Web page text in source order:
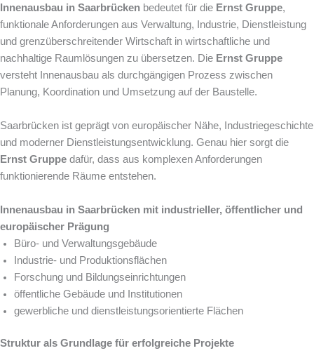
Innenausbau in Saarbrücken bedeutet für die Ernst Gruppe,
funktionale Anforderungen aus Verwaltung, Industrie, Dienstleistung
und grenzüberschreitender Wirtschaft in wirtschaftliche und
nachhaltige Raumlösungen zu übersetzen. Die Ernst Gruppe
versteht Innenausbau als durchgängigen Prozess zwischen
Planung, Koordination und Umsetzung auf der Baustelle.
Saarbrücken ist geprägt von europäischer Nähe, Industriegeschichte
und moderner Dienstleistungsentwicklung. Genau hier sorgt die
Ernst Gruppe dafür, dass aus komplexen Anforderungen
funktionierende Räume entstehen.
Innenausbau in Saarbrücken mit industrieller, öffentlicher und
europäischer Prägung
Büro- und Verwaltungsgebäude
Industrie- und Produktionsflächen
Forschung und Bildungseinrichtungen
öffentliche Gebäude und Institutionen
gewerbliche und dienstleistungsorientierte Flächen
Struktur als Grundlage für erfolgreiche Projekte